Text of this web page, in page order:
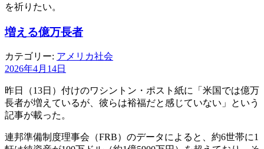
を祈りたい。
増える億万長者
カテゴリー: アメリカ社会
2026年4月14日
昨日（13日）付けのワシントン・ポスト紙に「米国では億万
長者が増えているが、彼らは裕福だと感じていない」という
記事が載った。
連邦準備制度理事会（FRB）のデータによると、約6世帯に1